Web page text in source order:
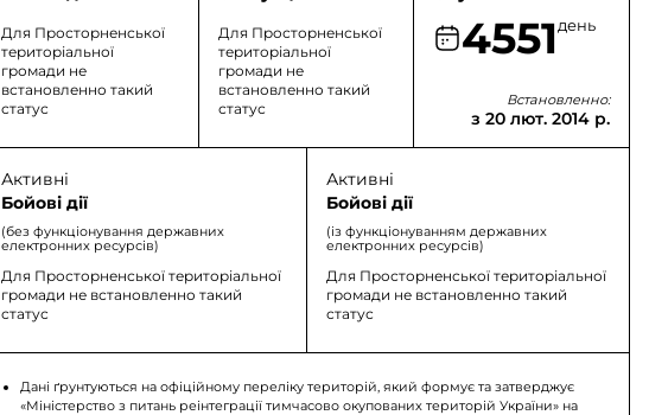
Для Просторненської
територіальної
громади не
встановленно такий
статус
Для Просторненської
територіальної
громади не
встановленно такий
статус
4551день
Встановленно:
з 20 лют. 2014 р.
Активні
Бойові дії
(без функціонування державних
електронних ресурсів)
Для Просторненської територіальної
громади не встановленно такий
статус
Активні
Бойові дії
(із функціонуванням державних
електронних ресурсів)
Для Просторненської територіальної
громади не встановленно такий
статус
Дані ґрунтуються на офіційному переліку територій, який формує та затверджує
«Міністерство з питань реінтеграції тимчасово окупованих територій України» на